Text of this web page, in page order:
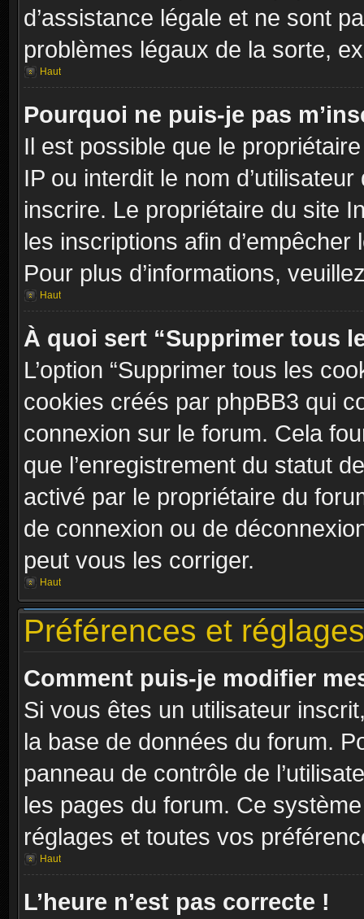
d’assistance légale et ne sont
problèmes légaux de la sorte,
Haut
Pourquoi ne puis-je pas
Il est possible que le
IP ou interdit le nom
inscrire. Le propriétaire du site
les inscriptions afin
Pour plus d’informations,
Haut
À quoi sert “Supprimer tous
L’option “Supprimer tous les
cookies créés par phpBB3 qui
connexion sur le forum. Cela
que l’enregistrement du statut
activé par le propriétaire du
de connexion ou de
peut vous les corriger.
Haut
Préférences et
Comment puis-je modifier
Si vous êtes un utilisateur
la base de données du forum.
panneau de contrôle de
les pages du forum. Ce
réglages et toutes vos
Haut
L’heure n’est pas correcte !